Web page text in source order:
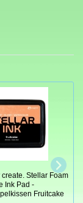
Stellar Foam
Ink Pad -
Fruitcake